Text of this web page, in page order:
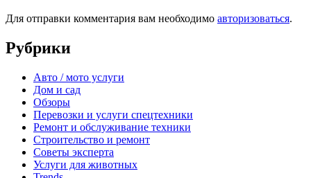
Для отправки комментария вам необходимо авторизоваться.
Рубрики
Авто / мото услуги
Дом и сад
Обзоры
Перевозки и услуги спецтехники
Ремонт и обслуживание техники
Строительство и ремонт
Советы эксперта
Услуги для животных